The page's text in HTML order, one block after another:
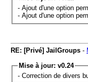
- Ajout d'une option
- Ajout d'une option
RE: [Privé] JailGroups -
Mise à jour: v0.24
- Correction de divers